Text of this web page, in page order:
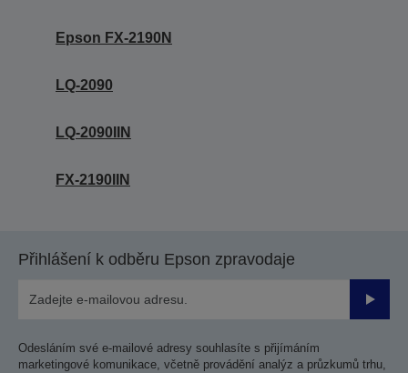
Epson FX-2190N
LQ-2090
LQ-2090IIN
FX-2190IIN
Přihlášení k odběru Epson zpravodaje
Odesláním své e-mailové adresy souhlasíte s přijímáním
marketingové komunikace, včetně provádění analýz a průzkumů trhu,